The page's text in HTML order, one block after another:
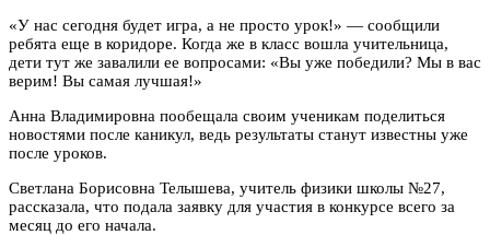
«У нас сегодня будет игра, а не просто урок!» — сообщили
ребята еще в коридоре. Когда же в класс вошла учительница,
дети тут же завалили ее вопросами: «Вы уже победили? Мы в вас
верим! Вы самая лучшая!»
Анна Владимировна пообещала своим ученикам поделиться
новостями после каникул, ведь результаты станут известны уже
после уроков.
Светлана Борисовна Телышева, учитель физики школы №27,
рассказала, что подала заявку для участия в конкурсе всего за
месяц до его начала.